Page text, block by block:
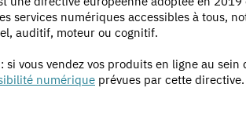
services numériques accessibles à tous,
auditif, moteur ou cognitif.
si vous vendez vos produits en ligne au sein
numérique prévues par cette directive.